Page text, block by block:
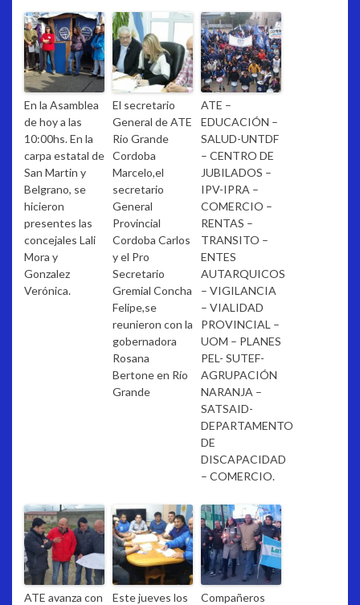
En la Asamblea
de hoy a las
10:00hs. En la
carpa estatal de
San Martin y
Belgrano, se
hicieron
presentes las
concejales Lali
Mora y
Gonzalez
Verónica.
El secretario
General de ATE
Rio Grande
Cordoba
Marcelo,el
secretario
General
Provincial
Cordoba Carlos
y el Pro
Secretario
Gremial Concha
Felipe,se
reunieron con la
gobernadora
Rosana
Bertone en Río
Grande
ATE –
EDUCACIÓN –
SALUD-UNTDF
– CENTRO DE
JUBILADOS –
IPV-IPRA –
COMERCIO –
RENTAS –
TRANSITO –
ENTES
AUTARQUICOS
– VIGILANCIA
– VIALIDAD
PROVINCIAL –
UOM – PLANES
PEL- SUTEF-
AGRUPACIÓN
NARANJA –
SATSAID-
DEPARTAMENTO
DE
DISCAPACIDAD
– COMERCIO.
ATE avanza con
Este jueves los
Compañeros